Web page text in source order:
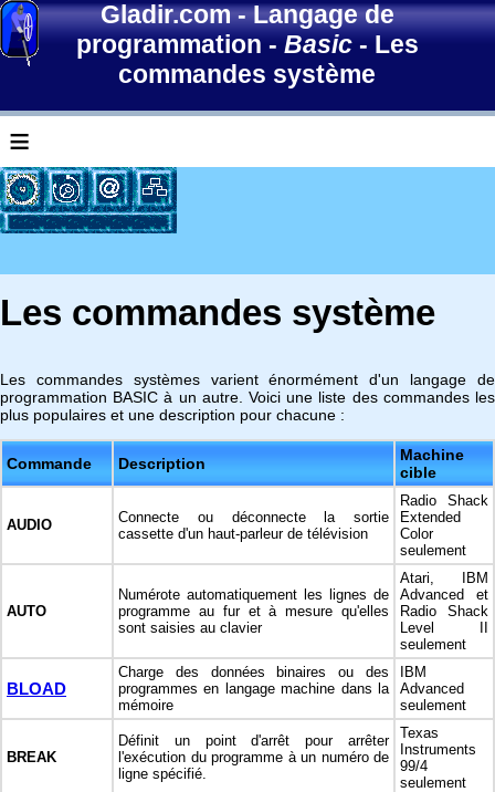
Gladir.com-Langage de
programmation - Basic- Les
commandes système
≡
Les commandes système
Les commandes systèmes varient énormément d'un langage de
programmation BASIC à un autre. Voici une liste des commandes les
plus populaires et une description pour chacune :
Commande Description
Machine
cible
AUDIO
Connecte ou déconnecte la sortie
cassette d'un haut-parleur de télévision
Radio Shack
Extended
Color
seulement
AUTO
Numérote automatiquement les lignes de
programme au fur et à mesure qu'elles
sont saisies au clavier
Atari, IBM
Advanced et
Radio Shack
Level II
seulement
BLOAD
Charge des données binaires ou des
programmes en langage machine dans la
mémoire
IBM
Advanced
seulement
BREAK
Définit un point d'arrêt pour arrêter
l'exécution du programme à un numéro de
ligne spécifié.
Texas
Instruments
99/4
seulement